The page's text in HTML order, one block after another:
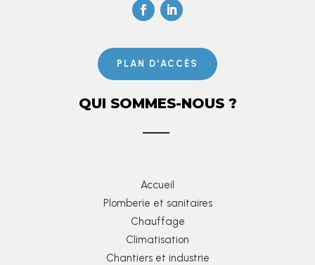
PLAN D'ACCÈS
QUI SOMMES-NOUS ?
Accueil
Plomberie et sanitaires
Chauffage
Climatisation
Chantiers et industrie